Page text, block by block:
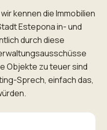
kennen die Immobilien
Estepona in- und
durch diese
Objekte zu teuer sind
Sprech, einfach das,